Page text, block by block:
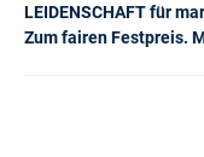
LEIDENSCHAFT für
Zum fairen Festpreis.